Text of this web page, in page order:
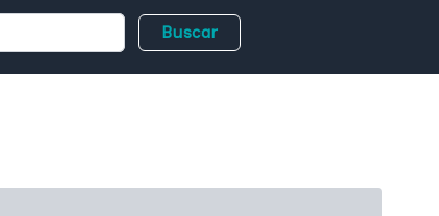
Buscar